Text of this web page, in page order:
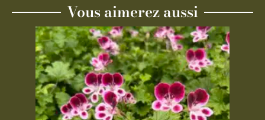
Vous aimerez aussi